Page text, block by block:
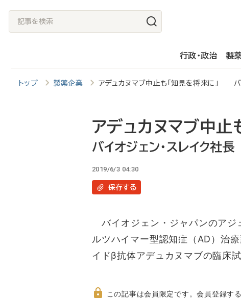
記
事
検
行政・政治 製
トップ 製薬企業 アデュカヌマブ中止も「知見を将来に」 バ
アデュカヌマブ中止
バイオジェン・スレイク社長
2019/6/3 04:30
保存する
バイオジェン・ジャパンのアジ
ルツハイマー型認知症（AD）治
イドβ抗体アデュカヌマブの臨床
この記事は会員限定です。会員登録す